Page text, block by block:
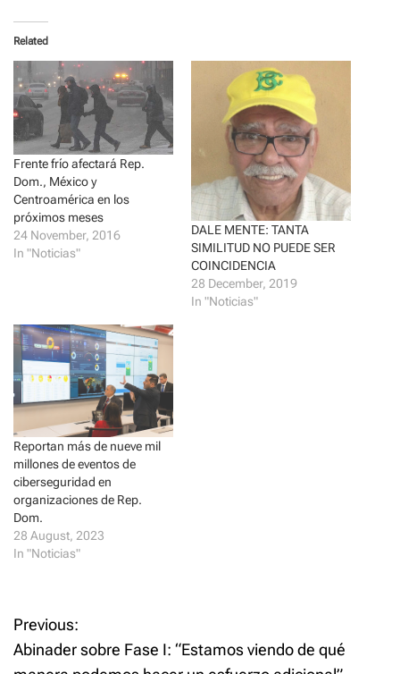
t
o
s
r
e
o
t
t
e
r
(
O
p
e
n
w
w
i
n
o
)
r
e
o
n
F
a
c
e
b
o
o
k
(
O
p
e
w
w
i
n
d
o
w
)
Related
Frente frío afectará Rep.
Dom., México y
Centroamérica en los
próximos meses
24 November, 2016
In "Noticias"
DALE MENTE: TANTA
SIMILITUD NO PUEDE SER
COINCIDENCIA
28 December, 2019
In "Noticias"
Reportan más de nueve mil
millones de eventos de
ciberseguridad en
organizaciones de Rep.
Dom.
28 August, 2023
In "Noticias"
P
Previous:
Abinader sobre Fase I: “Estamos viendo de qué